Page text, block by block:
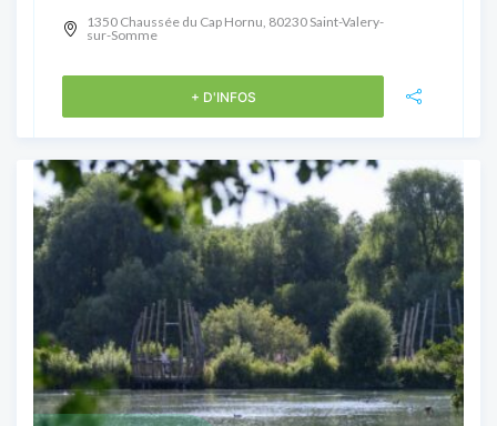
1350 Chaussée du Cap Hornu, 80230 Saint-Valery-
sur-Somme
+ D'INFOS